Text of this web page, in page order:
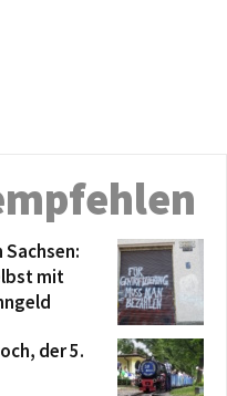
mit
der 5.